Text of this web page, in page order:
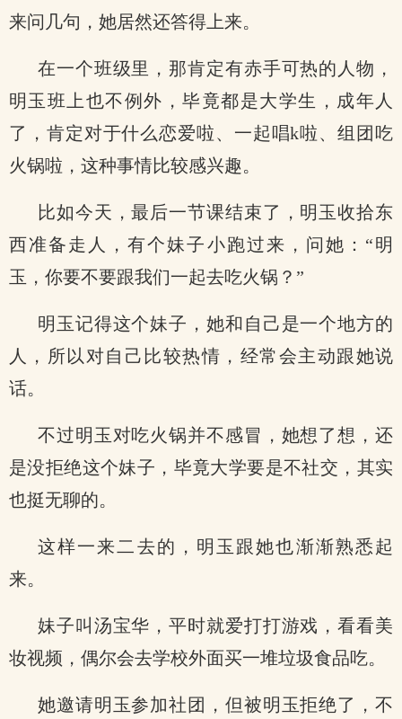
来问几句，她居然还答得上来。
在一个班级里，那肯定有赤手可热的人物，
明玉班上也不例外，毕竟都是大学生，成年人
了，肯定对于什么恋爱啦、一起唱k啦、组团吃
火锅啦，这种事情比较感兴趣。
比如今天，最后一节课结束了，明玉收拾东
西准备走人，有个妹子小跑过来，问她：“明
玉，你要不要跟我们一起去吃火锅？”
明玉记得这个妹子，她和自己是一个地方的
人，所以对自己比较热情，经常会主动跟她说
话。
不过明玉对吃火锅并不感冒，她想了想，还
是没拒绝这个妹子，毕竟大学要是不社交，其实
也挺无聊的。
这样一来二去的，明玉跟她也渐渐熟悉起
来。
妹子叫汤宝华，平时就爱打打游戏，看看美
妆视频，偶尔会去学校外面买一堆垃圾食品吃。
她邀请明玉参加社团，但被明玉拒绝了，不